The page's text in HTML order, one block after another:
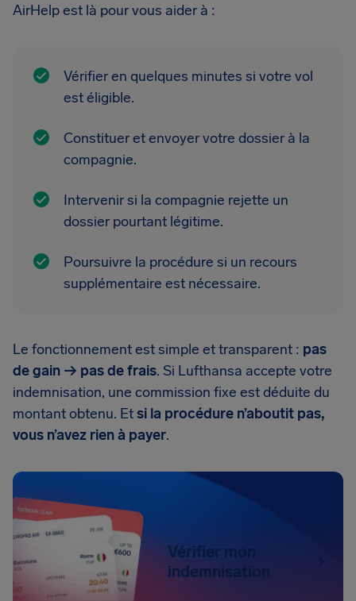
AirHelp est là pour vous aider à :
Vérifier en quelques minutes si votre vol
est éligible.
Constituer et envoyer votre dossier à la
compagnie.
Intervenir si la compagnie rejette un
dossier pourtant légitime.
Poursuivre la procédure si un recours
supplémentaire est nécessaire.
Le fonctionnement est simple et transparent : pas
de gain → pas de frais. Si Lufthansa accepte votre
indemnisation, une commission fixe est déduite du
montant obtenu. Etsi la procédure n’aboutit pas,
vous n’avez rien à payer.
Vérifier mon
indemnisation